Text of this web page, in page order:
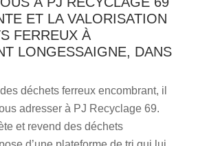
ET LA VALORISATION
FERREUX À
LONGESSAIGNE, DANS
déchets ferreux encombrant, il
adresser à PJ Recyclage 69.
et revend des déchets